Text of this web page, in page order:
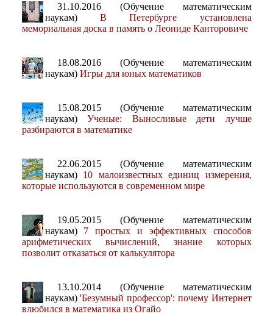
31.10.2016 (Обучение математическим
наукам) В Петербурге установлена
мемориальная доска в память о Леониде Канторовиче
18.08.2016 (Обучение математическим
наукам) Игры для юных математиков
15.08.2015 (Обучение математическим
наукам) Ученые: Выносливые дети лучше
разбираются в математике
22.06.2015 (Обучение математическим
наукам) 10 малоизвестных единиц измерения,
которые используются в современном мире
19.05.2015 (Обучение математическим
наукам) 7 простых и эффективных способов
арифметических вычислений, знание которых
позволит отказаться от калькулятора
13.10.2014 (Обучение математическим
наукам)'Безумный профессор': почему Интернет
влюбился в математика из Огайо